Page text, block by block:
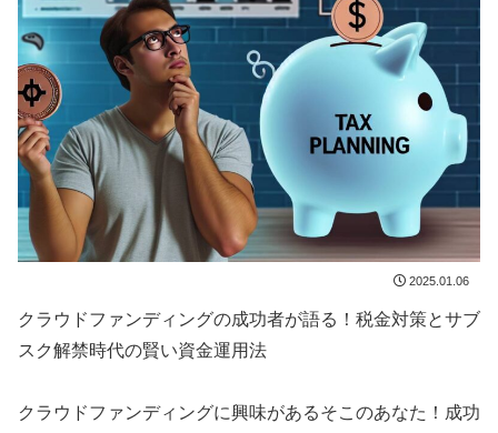
2025.01.06
クラウドファンディングの成功者が語る！税金対策とサブ
スク解禁時代の賢い資金運用法
クラウドファンディングに興味があるそこのあなた！成功